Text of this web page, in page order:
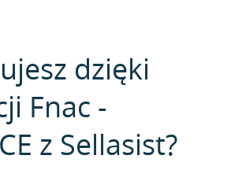
dzięki
Fnac -
z Sellasist?